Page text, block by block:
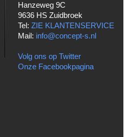
Hanzeweg 9C
9636 HS Zuidbroek
Tel: ZIE KLANTENSERVICE
Mail: info@concept-s.nl
Volg ons op Twitter
Onze Facebookpagina